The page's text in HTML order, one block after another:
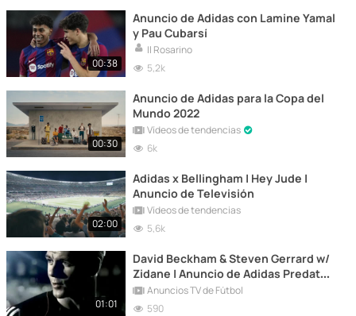
00:38
Anuncio de Adidas con Lamine Yamal
y Pau Cubarsí
Il Rosarino
5,2k
00:30
Anuncio de Adidas para la Copa del
Mundo 2022
Vídeos de tendencias
6k
02:00
Adidas x Bellingham | Hey Jude |
Anuncio de Televisión
Vídeos de tendencias
5,6k
01:01
David Beckham & Steven Gerrard w/
Zidane | Anuncio de Adidas Predator
(2010)
Anuncios TV de Fútbol
590